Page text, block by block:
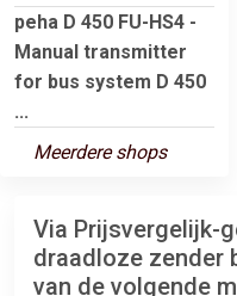
peha D 450 FU-HS4 -
Manual transmitter
for bus system D 450
...
Meerdere shops
Via Prijsvergelijk-
draadloze zender
van de volgende